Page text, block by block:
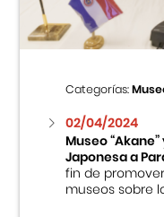
Categorías:
02/04/2024
Museo
Japonesa a
fin de
museos sobre